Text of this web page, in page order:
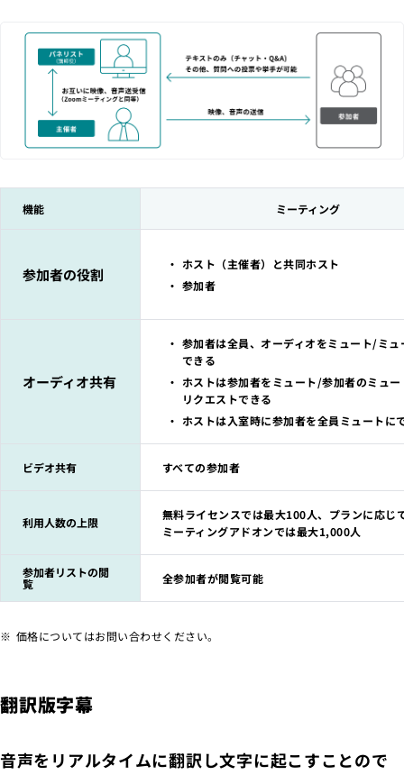
機能 ミーティング
参加者の役割
ホスト（主催者）と共同ホスト
参加者
オーディオ共有
参加者は全員、オーディオをミュート/ミュ
できる
ホストは参加者をミュート/参加者のミュ
リクエストできる
ホストは入室時に参加者を全員ミュートに
ビデオ共有 すべての参加者
利用人数の上限
無料ライセンスでは最大100人、プランに応じ
ミーティングアドオンでは最大1,000人
参加者リストの閲
覧 全参加者が閲覧可能
価格についてはお問い合わせください。
翻訳版字幕
音声をリアルタイムに翻訳し文字に起こすことので